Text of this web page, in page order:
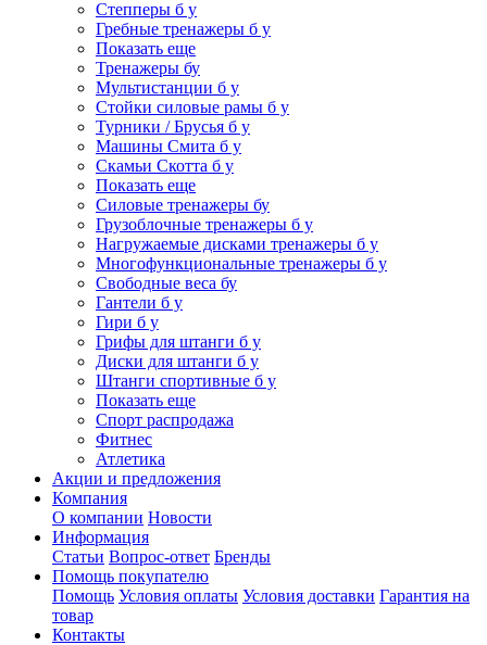
Степперы б у
Гребные тренажеры б у
Показать еще
Тренажеры бу
Мультистанции б у
Стойки силовые рамы б у
Турники / Брусья б у
Машины Смита б у
Скамьи Скотта б у
Показать еще
Силовые тренажеры бу
Грузоблочные тренажеры б у
Нагружаемые дисками тренажеры б у
Многофункциональные тренажеры б у
Свободные веса бу
Гантели б у
Гири б у
Грифы для штанги б у
Диски для штанги б у
Штанги спортивные б у
Показать еще
Спорт распродажа
Фитнес
Атлетика
Акции и предложения
Компания
О компании Новости
Информация
Статьи Вопрос-ответ Бренды
Помощь покупателю
Помощь Условия оплаты Условия доставки Гарантия на
товар
Контакты